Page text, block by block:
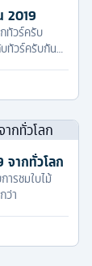
2019
ทัวร์ครับ
ทัวร์ครับกันดี
จากทั่วโลก
รชมใบไม้
ว่า